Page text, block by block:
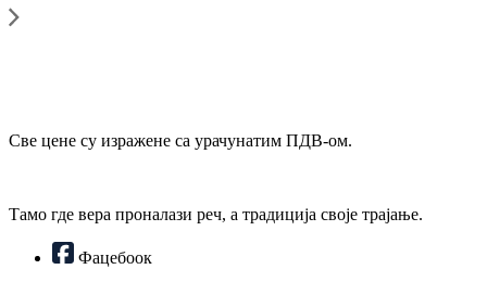
Све цене су изражене са урачунатим ПДВ-ом.
Тамо где вера проналази реч, а традиција своје трајање.
Фацебоок